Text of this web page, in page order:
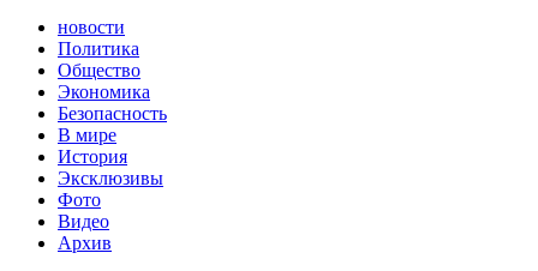
новости
Политика
Общество
Экономика
Безопасность
В мире
История
Эксклюзивы
Фото
Видео
Архив